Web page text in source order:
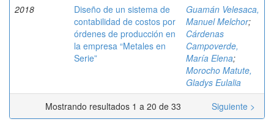
2018
Diseño de un sistema de
contabilidad de costos por
órdenes de producción en
la empresa “Metales en
Serie”
Guamán Velesaca,
Manuel Melchor;
Cárdenas
Campoverde,
María Elena;
Morocho Matute,
Gladys Eulalia
Mostrando resultados 1 a 20 de 33
Siguiente >